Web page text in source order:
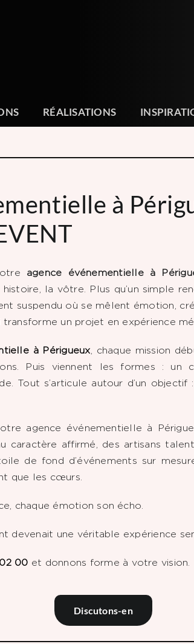
RÉALISATIONS
à
agence événementielle à
la vôtre. Plus qu’un simple
suspendu où se mêlent émotion,
un projet en expérience
à Périgueux , chaque mission
Puis viennent les formes : un
Tout s’articule autour d’un
agence événementielle à
caractère affirmé, des artisans
de fond d’événements sur
que les cœurs.
chaque émotion son écho.
devenait une véritable expérience
00 et donnons forme à votre vision.
Discutons-en